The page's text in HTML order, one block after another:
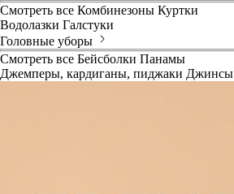
Смотреть все Комбинезоны Куртки
Водолазки Галстуки
Головные уборы
Смотреть все Бейсболки Панамы
Джемперы, кардиганы, пиджаки Джинсы